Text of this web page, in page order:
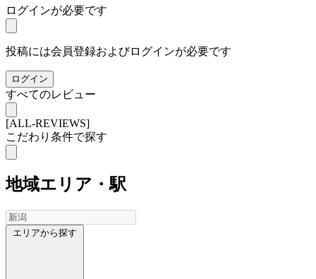
ログインが必要です
投稿には会員登録およびログインが必要です
ログイン
すべてのレビュー
[ALL-REVIEWS]
こだわり条件で探す
地域エリア・駅
エリアから探す